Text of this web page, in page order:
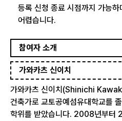
등록 신청 종료 시점까지 가능하
어렵습니다.
참여자 소개
가와카츠 신이치
가와카츠 신이치(Shinichi
건축가로 교토공예섬유대학교를
학위를 받았습니다. 2008년부터